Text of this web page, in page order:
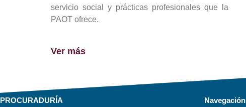
servicio social y prácticas profesionales que la
PAOT ofrece.
Ver más
PROCURADURÍA Navegación